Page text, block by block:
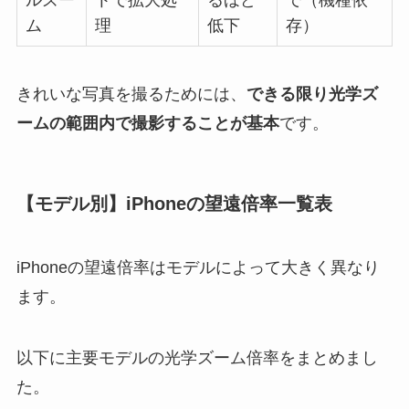
ム
理
低下
存）
きれいな写真を撮るためには、 できる限り光学ズ
ームの範囲内で撮影することが基本です。
【モデル別】iPhoneの望遠倍率一覧表
iPhoneの望遠倍率はモデルによって大きく異なり
ます。
以下に主要モデルの光学ズーム倍率をまとめまし
た。